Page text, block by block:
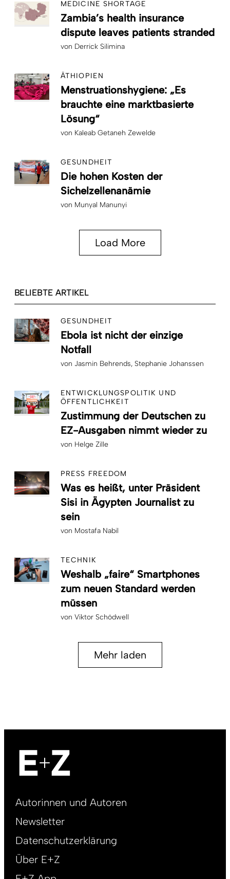
MEDICINE SHORTAGE
Zambia’s health insurance
dispute leaves patients stranded
von Derrick Silimina
ÄTHIOPIEN
Menstruationshygiene: „Es
brauchte eine marktbasierte
Lösung“
von Kaleab Getaneh Zewelde
GESUNDHEIT
Die hohen Kosten der
Sichelzellenanämie
von Munyal Manunyi
Load More
BELIEBTE ARTIKEL
GESUNDHEIT
Ebola ist nicht der einzige
Notfall
von Jasmin Behrends Stephanie Johanssen
ENTWICKLUNGSPOLITIK UND
ÖFFENTLICHKEIT
Zustimmung der Deutschen zu
EZ-Ausgaben nimmt wieder zu
von Helge Zille
PRESS FREEDOM
Was es heißt, unter Präsident
Sisi in Ägypten Journalist zu
sein
von Mostafa Nabil
TECHNIK
Weshalb „faire“ Smartphones
zum neuen Standard werden
müssen
von Viktor Schödwell
Mehr laden
Footer
DE
Autorinnen und Autoren
Newsletter
Datenschutzerklärung
Über E+Z